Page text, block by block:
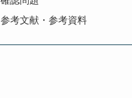
参考文献・参考資料